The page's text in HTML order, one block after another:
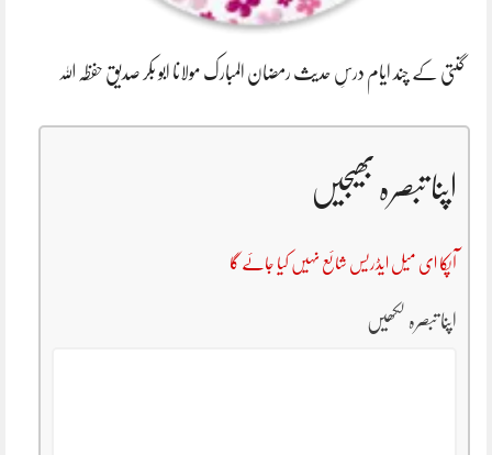
گنتی کے چند ایام درسِ حدیث رمضان المبارک مولانا ابو بکر صدیق حفظہ اللہ
اپنا تبصرہ بھیجیں
آپکا ای میل ایڈریس شائع نہیں کیا جائے گا
اپنا تبصرہ لکھیں